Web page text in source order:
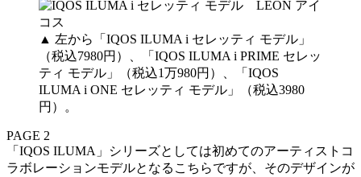
▲ 左から「IQOS ILUMA i セレッティ モデル」
（税込7980円）、「IQOS ILUMA i PRIME セレッ
ティ モデル」（税込1万980円）、「IQOS
ILUMA i ONE セレッティ モデル」（税込3980
円）。
PAGE 2
「IQOS ILUMA」シリーズとしては初めてのアーティストコ
ラボレーションモデルとなるこちらですが、そのデザインが